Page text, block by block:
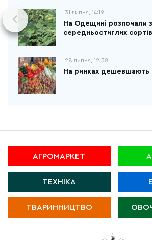
31 липня, 14:19
На Одещині розпочали
середньостиглих
28 липня, 12:38
На ринках дешевшають
АГРОМАРКЕТ
ТЕХНІКА
ТВАРИННИЦТВО